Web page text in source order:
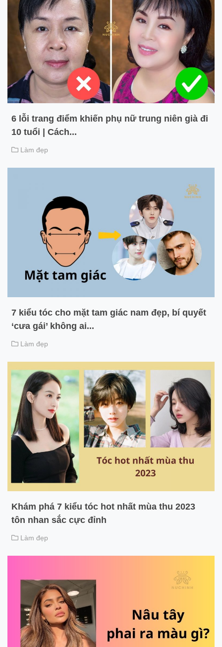
6 lỗi trang điểm khiến phụ nữ trung niên già đi
10 tuổi | Cách...
Làm đẹp
7 kiểu tóc cho mặt tam giác nam đẹp, bí quyết
‘cưa gái’ không ai...
Làm đẹp
Khám phá 7 kiểu tóc hot nhất mùa thu 2023
tôn nhan sắc cực đỉnh
Làm đẹp